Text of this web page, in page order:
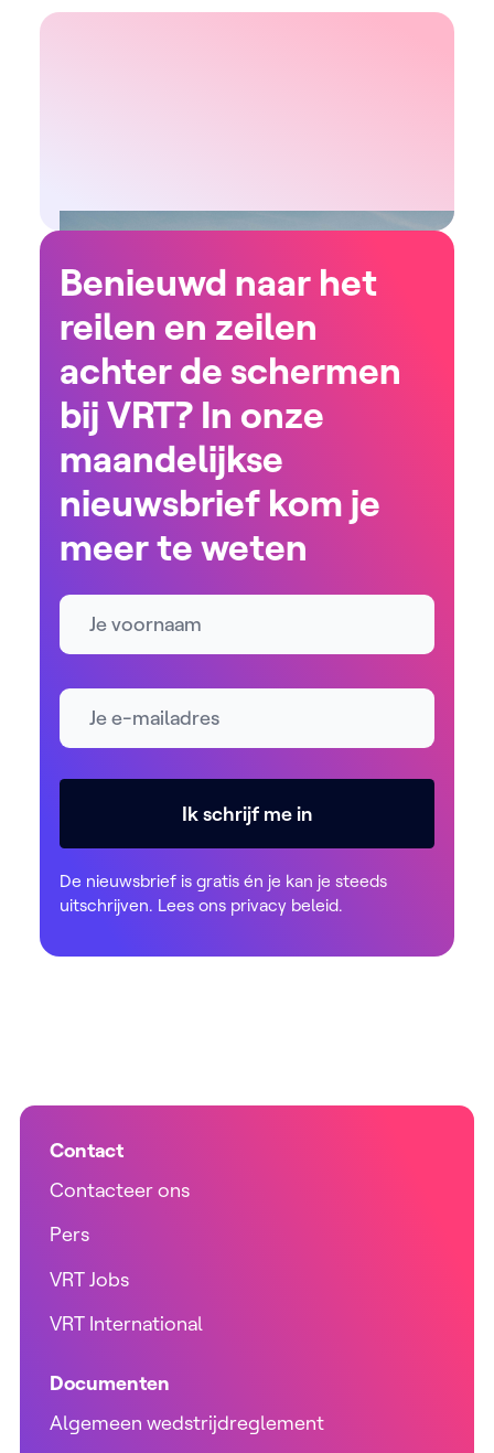
Benieuwd naar het
reilen en zeilen
achter de schermen
bij VRT? In onze
maandelijkse
nieuwsbrief kom je
meer te weten
Naam
E-mailadres *
Ik schrijf me in
De nieuwsbrief is gratis én je kan je steeds
uitschrijven. Lees ons privacy beleid.
Contact
Contacteer ons
Pers
VRT Jobs
VRT International
Documenten
Algemeen wedstrijdreglement